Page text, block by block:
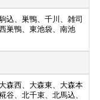
込、巣鴨、千川、雑司
巣鴨、東池袋、南池
森西、大森東、大森本
谷、北千束、北馬込、